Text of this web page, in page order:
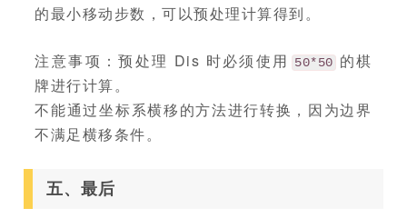
的最小移动步数，可以预处理计算得到。
注意事项：预处理 Dis 时必须使用 50*50 的棋
牌进行计算。
不能通过坐标系横移的方法进行转换，因为边界
不满足横移条件。
五、最后